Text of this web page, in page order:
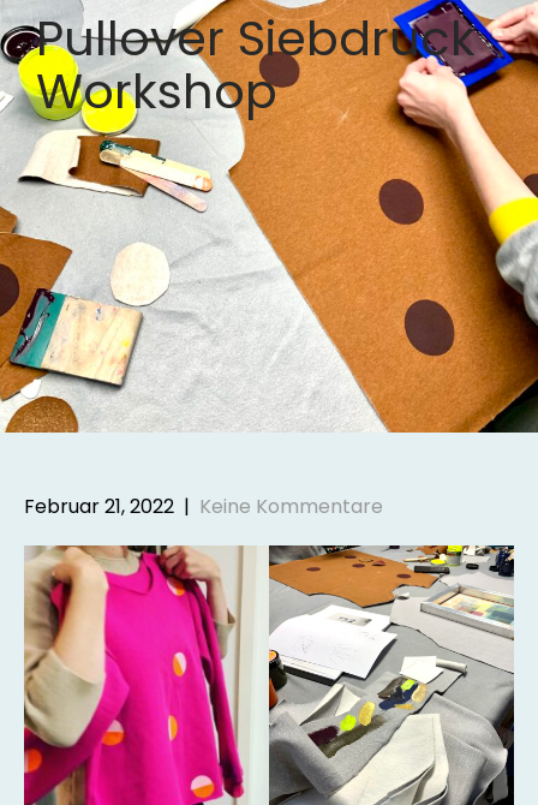
Pullover Siebdruck
Workshop
Februar 21, 2022 | Keine Kommentare